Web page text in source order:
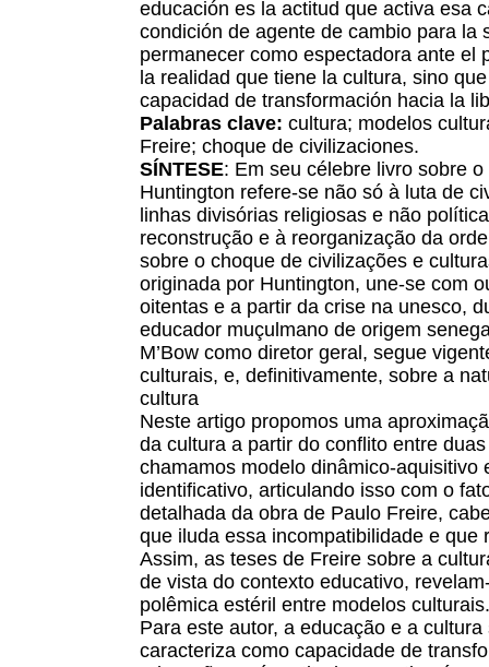
educación es la actitud que activa esa
condición de agente de cambio para la
permanecer como espectadora ante el
la realidad que tiene la cultura, sino
capacidad de transformación hacia la
Palabras clave: cultura; modelos
Freire; choque de civilizaciones.
SÍNTESE: Em seu célebre livro sobre
Huntington refere-se não só à luta de
linhas divisórias religiosas e não
reconstrução e à reorganização da
sobre o choque de civilizações e
originada por Huntington, une-se com
oitentas e a partir da crise na unesco,
educador muçulmano de origem
M’Bow como diretor geral, segue
culturais, e, definitivamente, sobre a
cultura
Neste artigo propomos uma
da cultura a partir do conflito entre
chamamos modelo dinâmico-aquisitivo
identificativo, articulando isso com o
detalhada da obra de Paulo Freire,
que iluda essa incompatibilidade e que
Assim, as teses de Freire sobre a
de vista do contexto educativo,
polêmica estéril entre modelos culturais.
Para este autor, a educação e a
caracteriza como capacidade de